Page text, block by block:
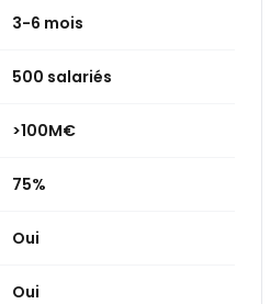
3-6 mois
500 salariés
>100M€
75%
Oui
Oui